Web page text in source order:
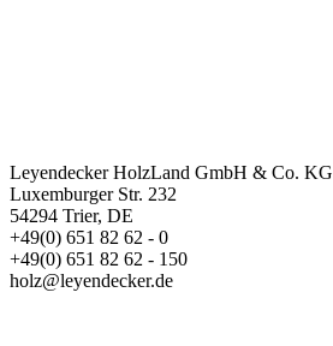
Leyendecker HolzLand GmbH & Co. KG
Luxemburger Str. 232
54294 Trier, DE
+49(0) 651 82 62 - 0
+49(0) 651 82 62 - 150
holz@leyendecker.de